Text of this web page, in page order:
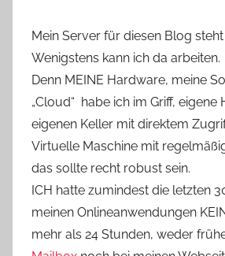
Mein Server für diesen Blog steht
Wenigstens kann ich da arbeiten.
Denn MEINE Hardware, meine
„Cloud“ habe ich im Griff, eigene
eigenen Keller mit direktem
Virtuelle Maschine mit
das sollte recht robust sein.
ICH hatte zumindest die letzten
meinen Onlineanwendungen
mehr als 24 Stunden, weder